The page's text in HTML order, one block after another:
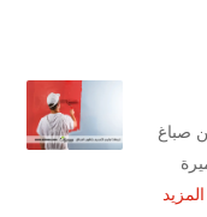
صباغ